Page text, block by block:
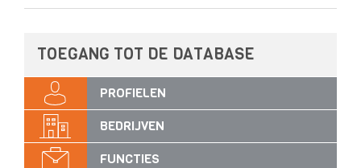
TOEGANG TOT DE DATABASE
PROFIELEN
BEDRIJVEN
FUNCTIES